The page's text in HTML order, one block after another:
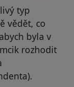
typ
vědět, co
byla v
rozhodit